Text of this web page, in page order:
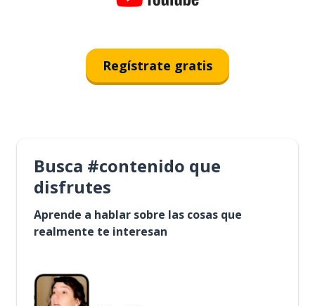
Regístrate gratis
Busca #contenido que
disfrutes
Aprende a hablar sobre las cosas que
realmente te interesan